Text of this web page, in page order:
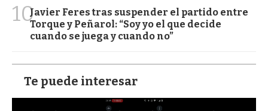
10Javier Feres tras suspender el partido entre
Torque y Peñarol: “Soy yo el que decide
cuando se juega y cuando no”
Te puede interesar